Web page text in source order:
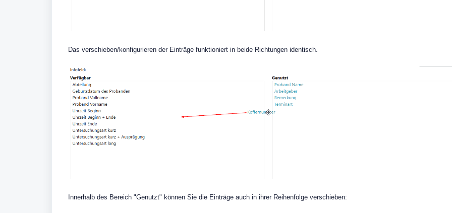
Das verschieben/konfigurieren der Einträge funktioniert in beide Richtungen identisch.
Innerhalb des Bereich "Genutzt" können Sie die Einträge auch in ihrer Reihenfolge verschieben: